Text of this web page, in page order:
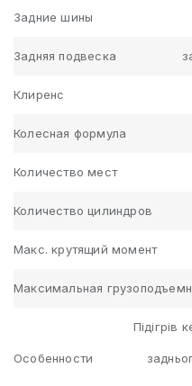
Задние шины
Задняя подвеска
Клиренс
Колесная формула
Количество мест
Количество цилиндров
Макс. крутящий момент
Максимальная
Особенности
Підігрів